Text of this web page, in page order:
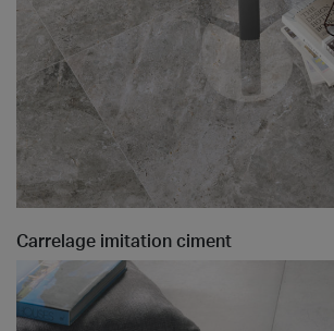
Carrelage imitation ciment